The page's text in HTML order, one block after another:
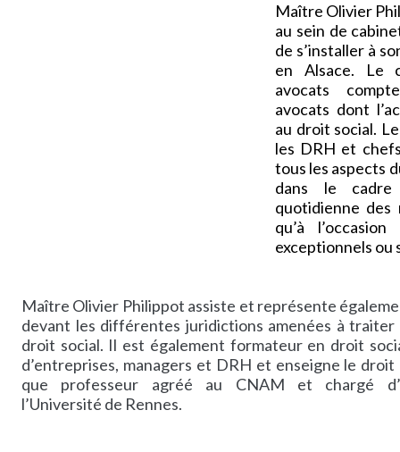
Maître Olivier
au sein de
de s’installer à
en Alsace. Le
avocats
avocats dont
au droit social.
les DRH et
tous les aspects
dans le
quotidienne des
qu’à
exceptionnels ou
Maître Olivier Philippot assiste et représente
devant les différentes juridictions amenées à traiter
droit social. Il est également formateur en droit
d’entreprises, managers et DRH et enseigne le
que professeur agréé au CNAM et chargé
l’Université de Rennes.